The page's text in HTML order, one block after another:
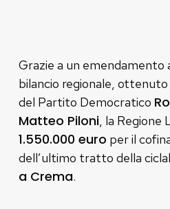
Grazie a un emendamento
bilancio regionale, ottenuto
del Partito Democratico
Matteo Piloni, la Regione
1.550.000 euro per il
dell’ultimo tratto della
a Crema.